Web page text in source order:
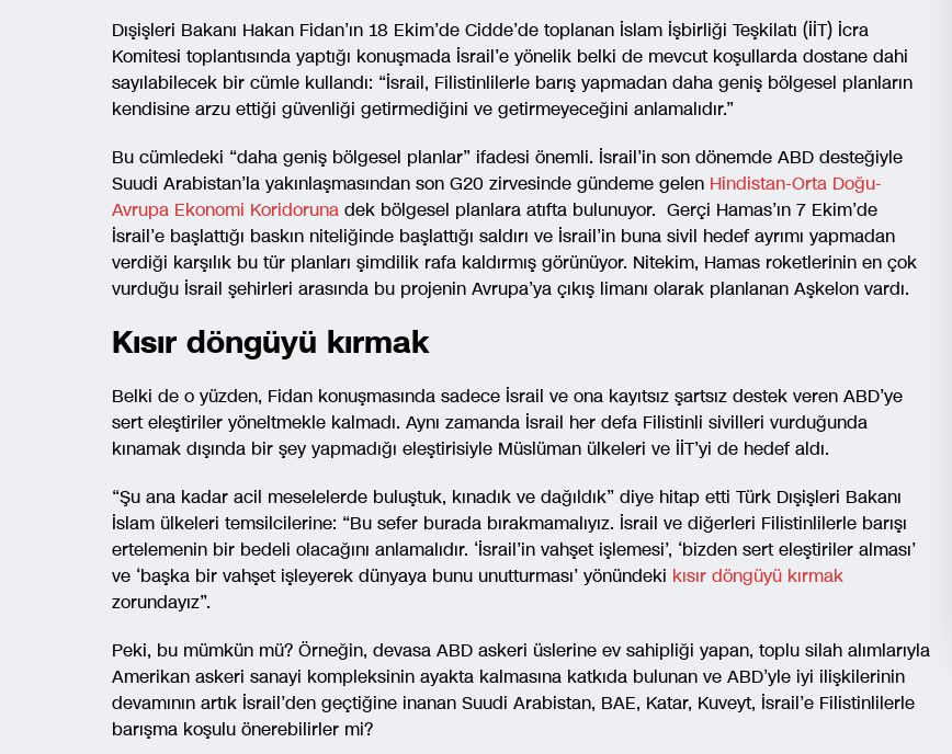
Dışişleri Bakanı Hakan Fidan’ın 18 Ekim’de Cidde’de toplanan İslam İşbirliği Teşkilatı (İİT) İcra
Komitesi toplantısında yaptığı konuşmada İsrail’e yönelik belki de mevcut koşullarda dostane dahi
sayılabilecek bir cümle kullandı: “İsrail, Filistinlilerle barış yapmadan daha geniş bölgesel planların
kendisine arzu ettiği güvenliği getirmediğini ve getirmeyeceğini anlamalıdır.”
Bu cümledeki “daha geniş bölgesel planlar” ifadesi önemli. İsrail’in son dönemde ABD desteğiyle
Suudi Arabistan’la yakınlaşmasından son G20 zirvesinde gündeme gelen Hindistan-Orta Doğu-
Avrupa Ekonomi Koridoruna dek bölgesel planlara atıfta bulunuyor. Gerçi Hamas’ın 7 Ekim’de
İsrail’e başlattığı baskın niteliğinde başlattığı saldırı ve İsrail’in buna sivil hedef ayrımı yapmadan
verdiği karşılık bu tür planları şimdilik rafa kaldırmış görünüyor. Nitekim, Hamas roketlerinin en çok
vurduğu İsrail şehirleri arasında bu projenin Avrupa’ya çıkış limanı olarak planlanan Aşkelon vardı.
Kısır döngüyü kırmak
Belki de o yüzden, Fidan konuşmasında sadece İsrail ve ona kayıtsız şartsız destek veren ABD’ye
sert eleştiriler yöneltmekle kalmadı. Aynı zamanda İsrail her defa Filistinli sivilleri vurduğunda
kınamak dışında bir şey yapmadığı eleştirisiyle Müslüman ülkeleri ve İİT’yi de hedef aldı.
“Şu ana kadar acil meselelerde buluştuk, kınadık ve dağıldık” diye hitap etti Türk Dışişleri Bakanı
İslam ülkeleri temsilcilerine: “Bu sefer burada bırakmamalıyız. İsrail ve diğerleri Filistinlilerle barışı
ertelemenin bir bedeli olacağını anlamalıdır. ‘İsrail’in vahşet işlemesi’, ‘bizden sert eleştiriler alması’
ve ‘başka bir vahşet işleyerek dünyaya bunu unutturması’ yönündeki kısır döngüyü kırmak
zorundayız”.
Peki, bu mümkün mü? Örneğin, devasa ABD askeri üslerine ev sahipliği yapan, toplu silah alımlarıyla
Amerikan askeri sanayi kompleksinin ayakta kalmasına katkıda bulunan ve ABD’yle iyi ilişkilerinin
devamının artık İsrail’den geçtiğine inanan Suudi Arabistan, BAE, Katar, Kuveyt, İsrail’e Filistinlilerle
barışma koşulu önerebilirler mi?